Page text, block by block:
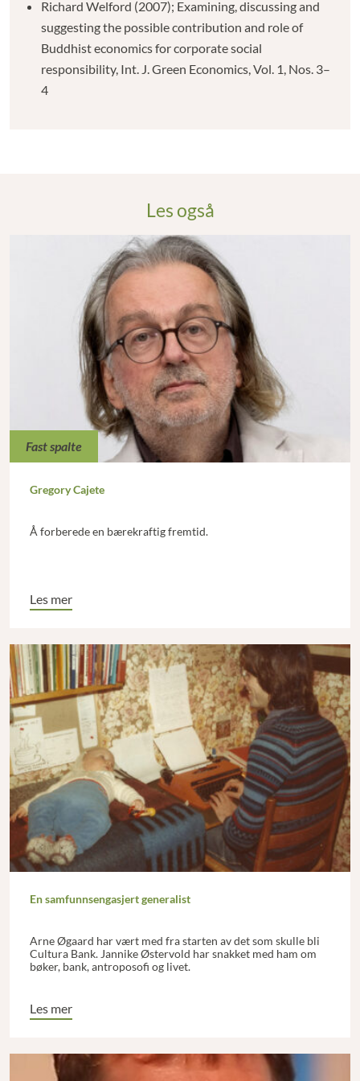
Richard Welford (2007); Examining, discussing and
suggesting the possible contribution and role of
Buddhist economics for corporate social
responsibility, Int. J. Green Economics, Vol. 1, Nos. 3–
4
Les også
Fast spalte
Gregory Cajete
Å forberede en bærekraftig fremtid.
Les mer
En samfunnsengasjert generalist
Arne Øgaard har vært med fra starten av det som skulle bli
Cultura Bank. Jannike Østervold har snakket med ham om
bøker, bank, antroposofi og livet.
Les mer